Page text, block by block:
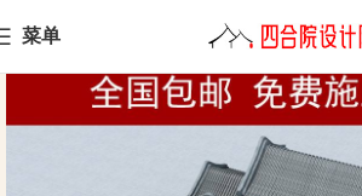
菜单
Home Siheyuan